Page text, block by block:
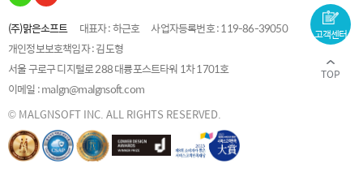
(주)맑은소프트 대표자 : 하근호
사업자등록번호 : 119-86-39050
개인정보보호책임자 : 김도형
서울 구로구 디지털로 288 대륭포스트타워 1차 1701호
이메일 : malgn@malgnsoft.com
© MALGNSOFT INC. ALL RIGHTS RESERVED.
고객센터
TOP